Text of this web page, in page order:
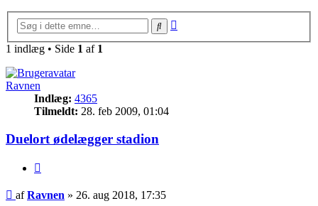
Søg
1 indlæg • Side 1 af 1
Ravnen
Indlæg: 4365
Tilmeldt: 28. feb 2009, 01:04
Duelort ødelægger stadion
Indlæg
afRavnen » 26. aug 2018, 17:35